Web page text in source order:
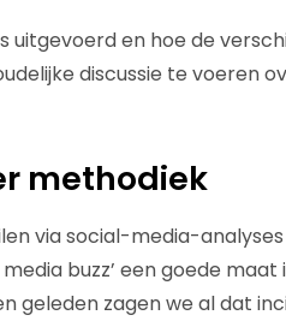
uitgevoerd en hoe de
discussie te voeren
methodiek
via social-media-analyses
buzz’ een goede
geleden zagen we al dat